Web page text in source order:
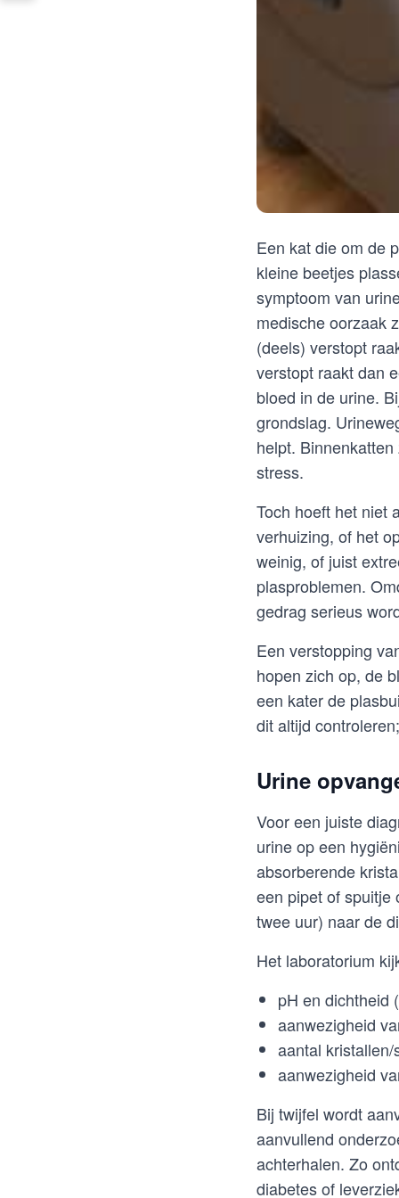
Een kat die om de
kleine beetjes
symptoom van
medische oorzaak
(deels) verstopt
verstopt raakt dan
bloed in de urine.
grondslag.
helpt.
stress.
Toch hoeft het niet
verhuizing, of het
weinig, of juist
plasproblemen.
gedrag serieus
Een verstopping
hopen zich op, de
een kater de
dit altijd
Urine
Voor een juiste
urine op een
absorberende
een pipet of spuitje
twee uur) naar de
Het laboratorium
pH en dichtheid
aanwezigheid
aantal
aanwezigheid
Bij twijfel wordt
aanvullend
achterhalen. Zo
diabetes of